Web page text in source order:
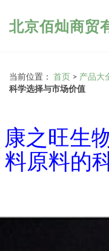
北京佰灿商贸
当前位置： 首页 > 产品大
科学选择与市场价值
康之旺生
料原料的